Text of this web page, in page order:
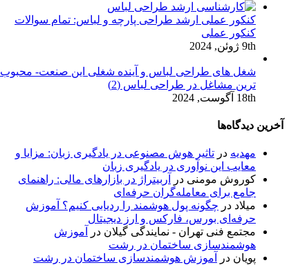
کنکور عملی ارشد طراحی پارچه و لباس: تمام سوالات
کنکور عملی
9th ژوئن, 2024
شغل های طراحی لباس و آینده شغلی این صنعت- محبوب
ترین مشاغل در طراحی لباس (2)
18th آگوست, 2024
آخرین دیدگاه‌ها
مهدیه در تاثیر هوش مصنوعی در یادگیری زبان: مزایا و
معایب این نوآوری در یادگیری زبان
کوروش مومنی در
آربیتراژ در بازارهای مالی: راهنمای
جامع برای معامله‌گران حرفه‌ای
میلاد در چگونه پول هوشمند را ردیابی کنیم؟ آموزش
حرفه‌ای بورس، فارکس و ارز دیجیتال
مجتمع فنی تهران - نمایندگی گیلان در
آموزش
هوشمندسازی ساختمان در رشت
پویان در آموزش هوشمندسازی ساختمان در رشت